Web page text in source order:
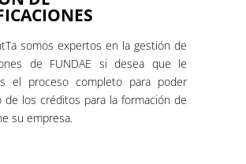
somos expertos en la gestión de
de FUNDAE si desea que le
el proceso completo para poder
de los créditos para la formación de
su empresa.